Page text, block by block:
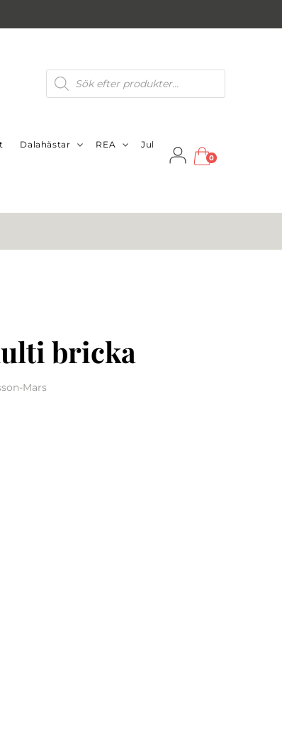
Produktsökning
Dalahästar REA Jul
0
bricka
Mars